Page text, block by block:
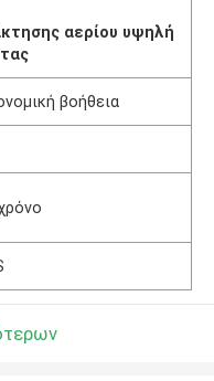
αερίου υψηλή
βοήθεια